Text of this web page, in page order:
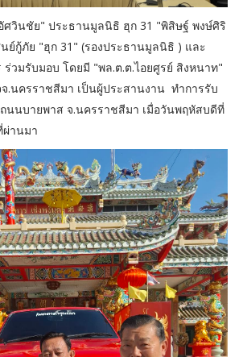
ศวินชัย" ประธานมูลนิธิ ฮุก 31 "พิสิษฐ์ พงษ์ศิริ
ย์กู้ภัย "ฮุก 31" (รองประธานมูลนิธิ ) และ
วมรับมอบ โดยมี "พล.ต.ต.ไอยศูรย์ สิงหนาท"
.นครราชสีมา เป็นผู้ประสานงาน ทำการรับ
นนบายพาส จ.นครราชสีมา เมื่อวันพฤหัสบดีที่
ผ่านมา